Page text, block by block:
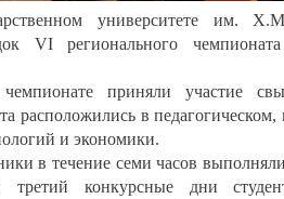
университете им.
VI регионального
приняли участие
расположились в
и экономики.
в течение семи часов
конкурсные дни